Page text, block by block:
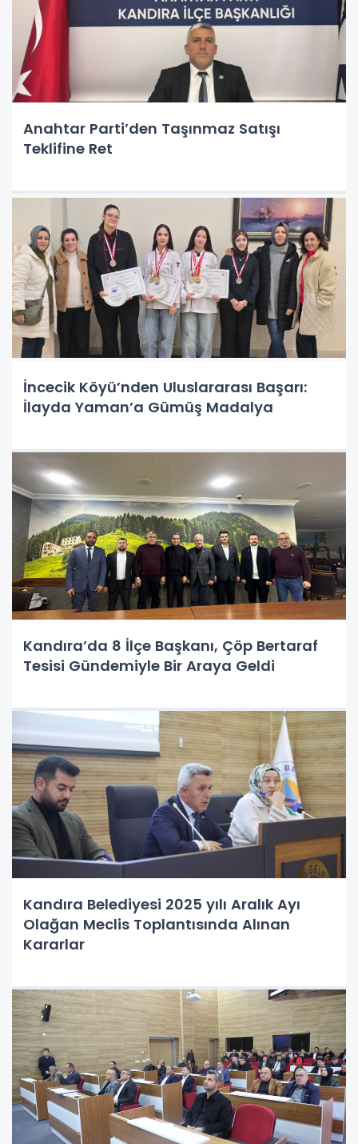
Anahtar Parti’den Taşınmaz Satışı
Teklifine Ret
İncecik Köyü’nden Uluslararası Başarı:
İlayda Yaman’a Gümüş Madalya
Kandıra’da 8 İlçe Başkanı, Çöp Bertaraf
Tesisi Gündemiyle Bir Araya Geldi
Kandıra Belediyesi 2025 yılı Aralık Ayı
Olağan Meclis Toplantısında Alınan
Kararlar